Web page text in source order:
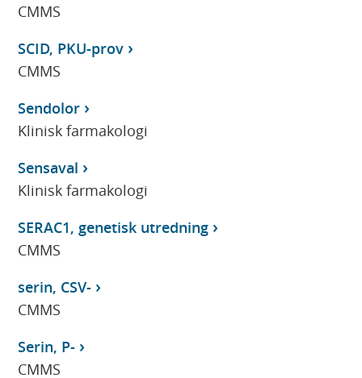
CMMS
SCID, PKU-prov
CMMS
Sendolor
Klinisk farmakologi
Sensaval
Klinisk farmakologi
SERAC1, genetisk utredning
CMMS
serin, CSV-
CMMS
Serin, P-
CMMS